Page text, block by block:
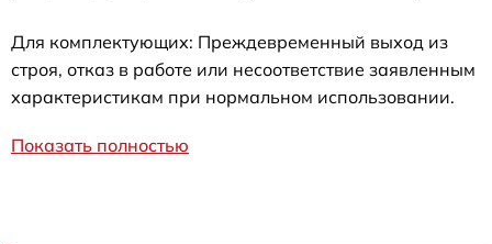
Для комплектующих: Преждевременный выход из
строя, отказ в работе или несоответствие заявленным
характеристикам при нормальном использовании.
Показать полностью